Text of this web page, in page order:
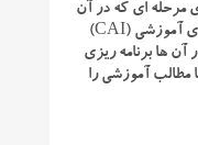
مرحله ای که در آن
قرار دارد، شده باشد. بنابراین ماشین های آموزشی (CAI)
آن ها برنامه ریزی
مطالب آموزشی را